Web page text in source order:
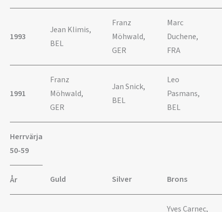
1993
Jean Klimis,
BEL
Franz
Möhwald,
GER
Marc
Duchene,
FRA
1991
Franz
Möhwald,
GER
Jan Snick,
BEL
Leo
Pasmans,
BEL
Herrvärja
50-59
År Guld Silver Brons
Yves Carnec,